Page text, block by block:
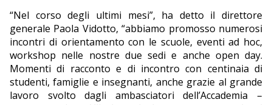
“Nel corso degli ultimi mesi”, ha detto il direttore
generale Paola Vidotto, “abbiamo promosso numerosi
incontri di orientamento con le scuole, eventi ad hoc,
workshop nelle nostre due sedi e anche open day.
Momenti di racconto e di incontro con centinaia di
studenti, famiglie e insegnanti, anche grazie al grande
lavoro svolto dagli ambasciatori dell’Accademia –